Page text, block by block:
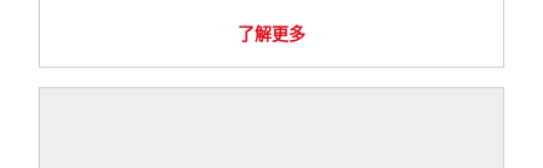
了解更多